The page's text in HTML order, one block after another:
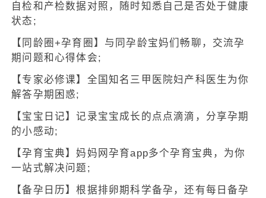
自检和产检数据对照，随时知悉自己是否处于健康
状态;
【同龄圈+孕育圈】与同孕龄宝妈们畅聊，交流孕
期问题和心得体会;
【专家必修课】全国知名三甲医院妇产科医生为你
解答孕期困惑;
【宝宝日记】记录宝宝成长的点点滴滴，分享孕期
的小感动;
【孕育宝典】妈妈网孕育app多个孕育宝典，为你
一站式解决问题;
【备孕日历】根据排卵期科学备孕，还有每日备孕